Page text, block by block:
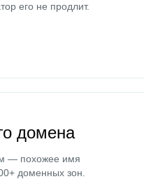
его не продлит.
домена
— похожее имя
доменных зон.